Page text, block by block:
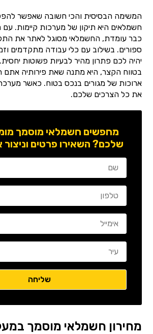
המשימה הבסיסית והכי חשובה שאפשר
חשמלאים היא תיקון של מערכות קיימות.
כבר עומדת, החשמלאי מסוגל לאתר את
ספורים. בשילוב עם כלי עבודה מתקדמים
יהיה לכם פתרון מהיר לבעיות פשוטות
בטווח הקצר, היא מתנה שאת פירותיה אתם
ארוכות של מגורים בנכס בטוח. כאשר
את כל הצרכים שלכם.
מחפשים חשמלאי מוסמך
שלכם? השאירו פרטים
מחירון חשמלאי מוסמך